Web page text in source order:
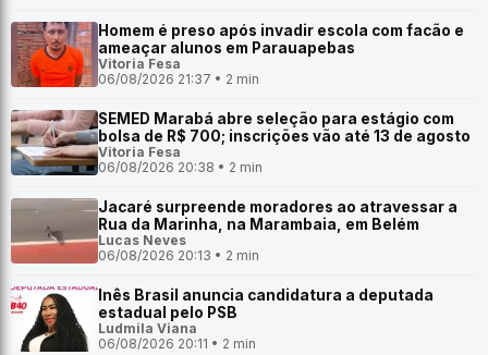
Homem é preso após invadir escola com facão e
ameaçar alunos em Parauapebas
Vitoria Fesa
06/08/2026 21:37 • 2 min
SEMED Marabá abre seleção para estágio com
bolsa de R$ 700; inscrições vão até 13 de agosto
Vitoria Fesa
06/08/2026 20:38 • 2 min
Jacaré surpreende moradores ao atravessar a
Rua da Marinha, na Marambaia, em Belém
Lucas Neves
06/08/2026 20:13 • 2 min
Inês Brasil anuncia candidatura a deputada
estadual pelo PSB
Ludmila Viana
06/08/2026 20:11 • 2 min